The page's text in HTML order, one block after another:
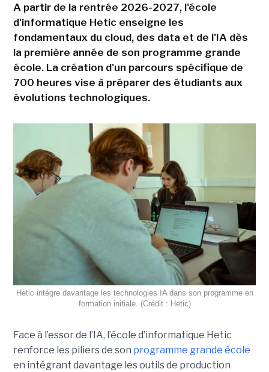
A partir de la rentrée 2026-2027, l'école
d'informatique Hetic enseigne les
fondamentaux du cloud, des data et de l'IA dès
la première année de son programme grande
école. La création d'un parcours spécifique de
700 heures vise à préparer des étudiants aux
évolutions technologiques.
Hetic intègre davantage les technologies IA dans son programme en
formation initiale. (Crédit : Hetic)
Face à l’essor de l’IA, l’école d’informatique Hetic
renforce les piliers de son programme grande école
en intégrant davantage les outils de production